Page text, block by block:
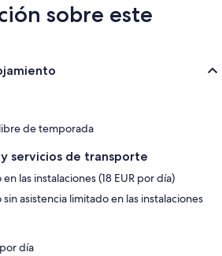
sobre este
de temporada
servicios de transporte
las instalaciones (18 EUR por día)
asistencia limitado en las instalaciones
día